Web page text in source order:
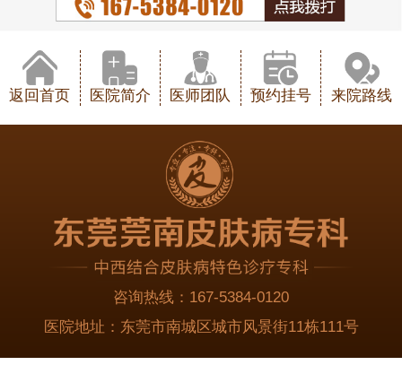
返回首页 医院简介 医师团队 预约挂号 来院路线
咨询热线： 167-5384-0120
医院地址： 东莞市南城区城市风景街11栋111号